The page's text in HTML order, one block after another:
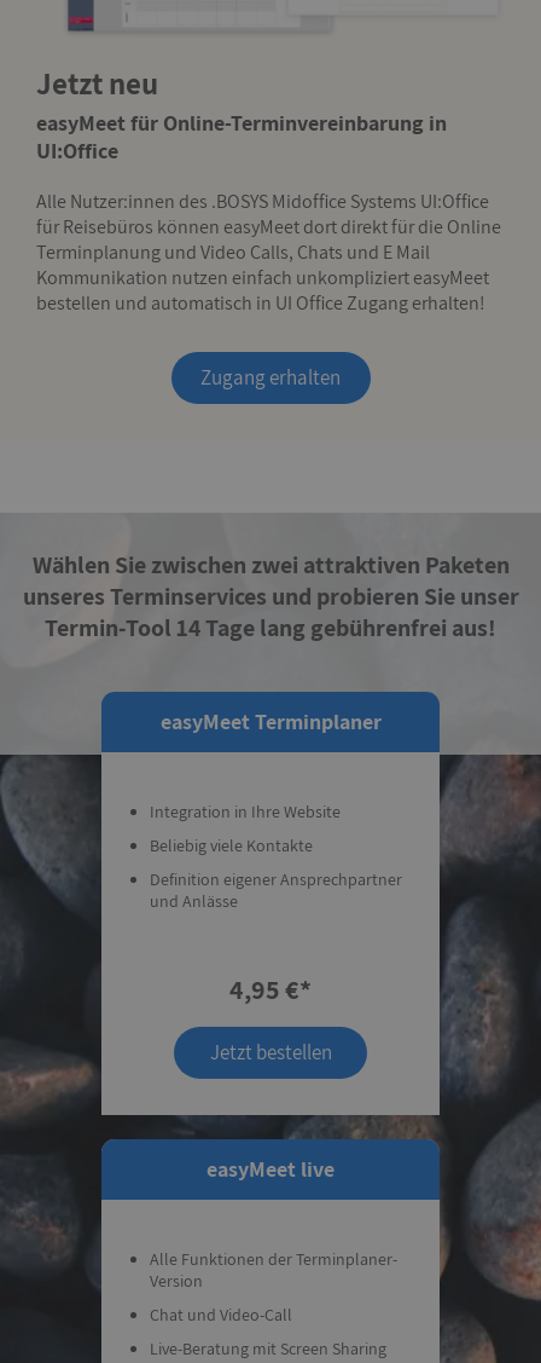
Jetzt neu
easyMeet für Online-Terminvereinbarung in
UI:Office
Alle Nutzer:innen des .BOSYS Midoffice Systems UI:Office
für Reisebüros können easyMeet dort direkt für die Online
Terminplanung und Video Calls, Chats und E Mail
Kommunikation nutzen einfach unkompliziert easyMeet
bestellen und automatisch in UI Office Zugang erhalten!
Zugang erhalten
Wählen Sie zwischen zwei attraktiven Paketen
unseres Terminservices und probieren Sie unser
Termin-Tool 14 Tage lang gebührenfrei aus!
easyMeet Terminplaner
Integration in Ihre Website
Beliebig viele Kontakte
Definition eigener Ansprechpartner
und Anlässe
4,95 €*
Jetzt bestellen
easyMeet live
Alle Funktionen der Terminplaner-
Version
Chat und Video-Call
Live-Beratung mit Screen Sharing